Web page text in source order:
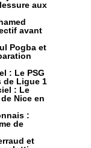
aux
avant
Pogba et
: Le PSG
de Ligue 1
: Le
Nice en
:
de
et